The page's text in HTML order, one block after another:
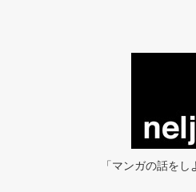
「マンガの話を